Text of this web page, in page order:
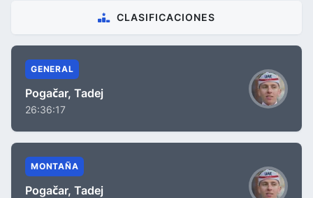
CLASIFICACIONES
GENERAL
Pogačar, Tadej
26:36:17
MONTAÑA
Pogačar, Tadej